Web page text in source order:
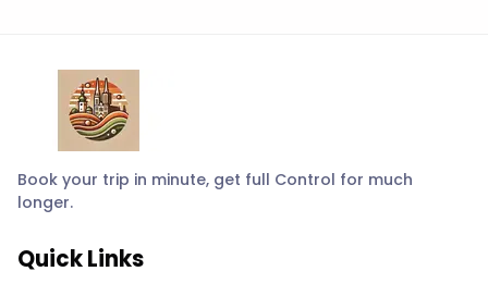
Book your trip in minute, get full Control for much
longer.
Quick Links